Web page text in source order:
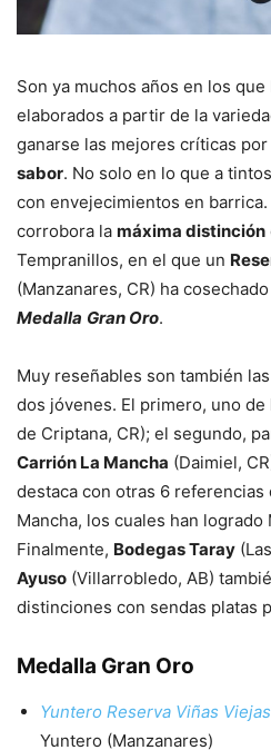
Son ya muchos años en los
elaborados a partir de la
ganarse las mejores críticas por
sabor. No solo en lo que a
con envejecimientos en
corrobora la máxima distinción
Tempranillos, en el que un
(Manzanares, CR) ha
Medalla Gran Oro.
Muy reseñables son también las
dos jóvenes. El primero, uno de
de Criptana, CR); el segundo,
Carrión La Mancha (Daimiel,
destaca con otras 6 referencias
Mancha, los cuales han logrado
Finalmente, Bodegas Taray
Ayuso (Villarrobledo, AB)
distinciones con sendas platas
Medalla Gran Oro
Yuntero Reserva Viñas
Yuntero (Manzanares)